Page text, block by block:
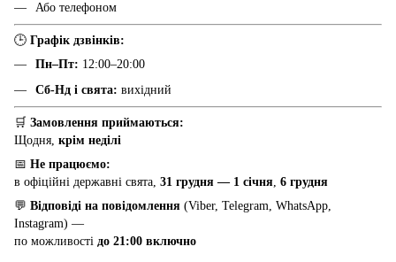
Або телефоном
🕒 Графік дзвінків:
Пн–Пт: 12:00–20:00
Сб-Нд і свята: вихідний
🛒 Замовлення приймаються:
Щодня, крім неділі
📅 Не працюємо:
в офіційні державні свята, 31 грудня — 1 січня, 6 грудня
💬 Відповіді на повідомлення (Viber, Telegram, WhatsApp,
Instagram) —
по можливості до 21:00 включно